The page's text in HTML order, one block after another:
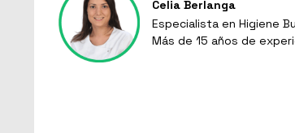
Celia Berlanga
Especialista en Higiene
Más de 15 años de